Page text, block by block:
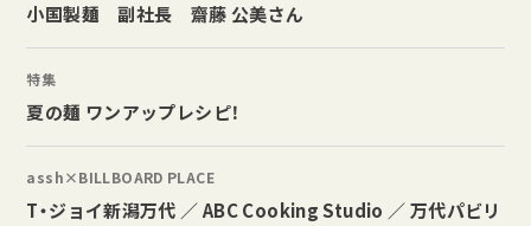
小国製麺 副社長 齋藤 公美さん
特集
夏の麺 ワンアップレシピ！
assh×BILLBOARD PLACE
T・ジョイ新潟万代 ／ ABC Cooking Studio ／ 万代パビリ